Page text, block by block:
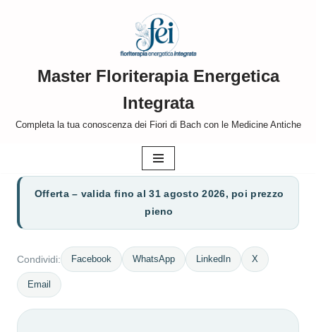
contenutoMaster Floriterapia Energetica
Integrata
Completa la tua conoscenza dei Fiori di Bach con le Medicine Antiche
Offerta – valida fino al 31 agosto 2026, poi prezzo
pieno
Condividi: Facebook WhatsApp LinkedIn X
Email